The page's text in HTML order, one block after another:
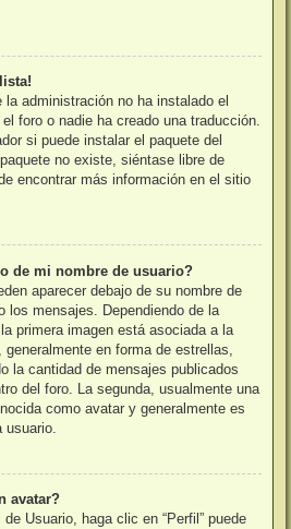
la administración no ha instalado el
foro o nadie ha creado una traducción.
si puede instalar el paquete del
no existe, siéntase libre de
encontrar más información en el sitio
de mi nombre de usuario?
aparecer debajo de su nombre de
los mensajes. Dependiendo de la
primera imagen está asociada a la
en forma de estrellas,
la cantidad de mensajes publicados
del foro. La segunda, usualmente una
como avatar y generalmente es
avatar?
Usuario, haga clic en “Perfil” puede